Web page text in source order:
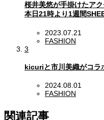
桜井美悠が手掛けたア
本日21時より1週間
2023.07.21
FASHION
3
kicuriと市川美織がコラ
2024.08.01
FASHION
関連記事